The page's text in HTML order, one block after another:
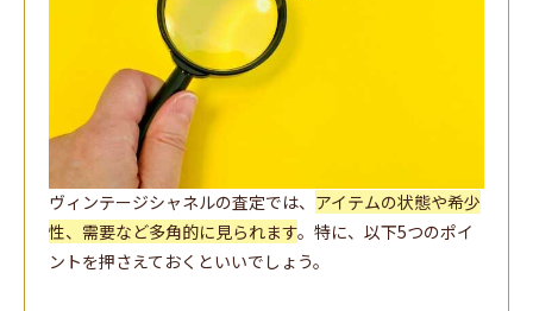
ヴィンテージシャネルの査定では、 アイテムの状態や希少
性、需要など多角的に見られます。特に、以下5つのポイ
ントを押さえておくといいでしょう。